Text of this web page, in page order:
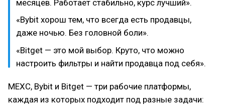
месяцев. Работает стабильно, курс лучший».
«Bybit хорош тем, что всегда есть продавцы,
даже ночью. Без головной боли».
«Bitget — это мой выбор. Круто, что можно
настроить фильтры и найти продавца под себя».
MEXC, Bybit и Bitget — три рабочие платформы,
каждая из которых подходит под разные задачи: